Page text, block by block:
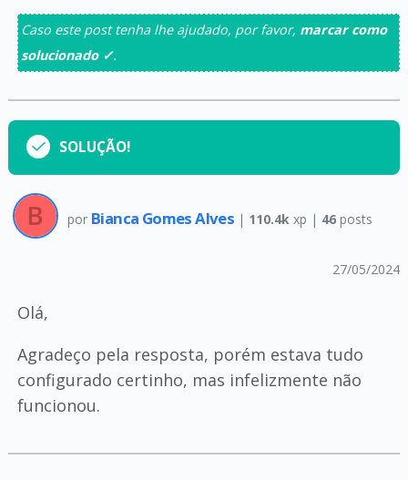
Caso este post tenha lhe ajudado, por favor, marcar como
solucionado ✓.
SOLUÇÃO!
por Bianca Gomes Alves | 110.4k xp | 46posts
27/05/2024
Olá,
Agradeço pela resposta, porém estava tudo
configurado certinho, mas infelizmente não
funcionou.